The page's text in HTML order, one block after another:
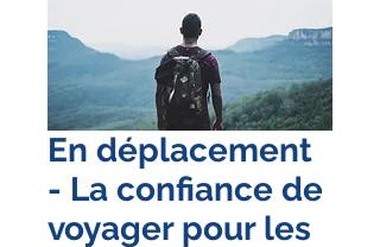
En déplacement
- La confiance de
voyager pour les